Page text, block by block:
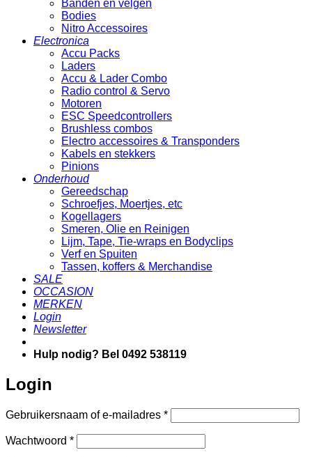
Banden en velgen
Bodies
Nitro Accessoires
Electronica
Accu Packs
Laders
Accu & Lader Combo
Radio control & Servo
Motoren
ESC Speedcontrollers
Brushless combos
Electro accessoires & Transponders
Kabels en stekkers
Pinions
Onderhoud
Gereedschap
Schroefjes, Moertjes, etc
Kogellagers
Smeren, Olie en Reinigen
Lijm, Tape, Tie-wraps en Bodyclips
Verf en Spuiten
Tassen, koffers & Merchandise
SALE
OCCASION
MERKEN
Login
Newsletter
Hulp nodig? Bel 0492 538119
Login
Gebruikersnaam of e-mailadres *Vereist
Wachtwoord *Vereist